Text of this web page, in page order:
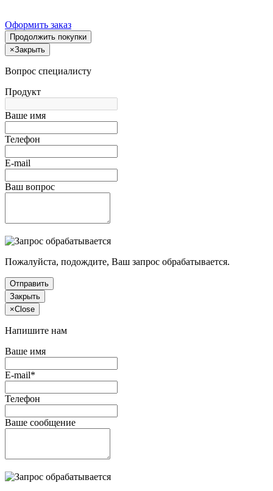
Оформить заказ
Продолжить покупки
×Закрыть
Вопрос специалисту
Продукт
Ваше имя
Телефон
E-mail
Ваш вопрос
Пожалуйста, подождите, Ваш запрос обрабатывается.
Отправить
Закрыть
×Close
Напишите нам
Ваше имя
E-mail*
Телефон
Ваше сообщение